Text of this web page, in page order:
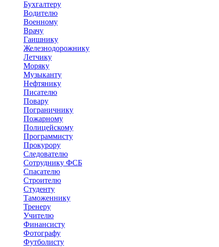
Бухгалтеру
Водителю
Военному
Врачу
Гаишнику
Железнодорожнику
Летчику
Моряку
Музыканту
Нефтянику
Писателю
Повару
Пограничнику
Пожарному
Полицейскому
Программисту
Прокурору
Следователю
Сотруднику ФСБ
Спасателю
Строителю
Студенту
Таможеннику
Тренеру
Учителю
Финансисту
Фотографу
Футболисту